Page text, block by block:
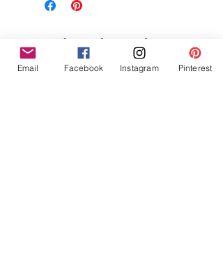
Related Products
Email Facebook Instagram Pinterest